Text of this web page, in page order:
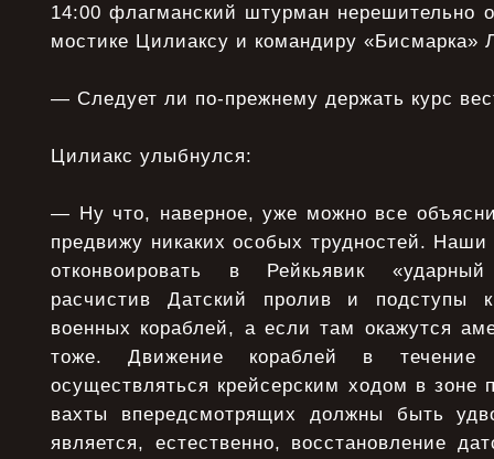
14:00 флагманский штурман нерешительно
мостике Цилиаксу и командиру «Бисмарка»
— Следует ли по-прежнему держать курс
Цилиакс улыбнулся:
— Ну что, наверное, уже можно все
предвижу никаких особых трудностей.
отконвоировать в Рейкьявик
расчистив Датский пролив и подступы
военных кораблей, а если там окажутся
тоже. Движение кораблей в течение
осуществляться крейсерским ходом в зоне
вахты впередсмотрящих должны быть
является, естественно, восстановление